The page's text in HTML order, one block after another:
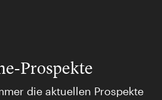
Prospekte
die aktuellen Prospekte